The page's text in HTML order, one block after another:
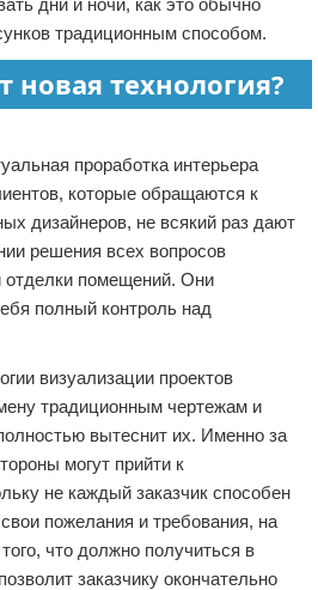
дни и ночи, как это обычно
традиционным способом.
новая технология?
проработка интерьера
которые обращаются к
дизайнеров, не всякий раз дают
решения всех вопросов
отделки помещений. Они
полный контроль над
визуализации проектов
традиционным чертежам и
вытеснит их. Именно за
могут прийти к
не каждый заказчик способен
пожелания и требования, на
что должно получиться в
заказчику окончательно